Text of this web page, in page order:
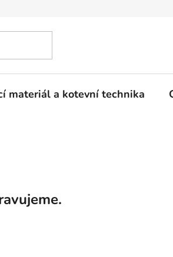
materiál a kotevní technika